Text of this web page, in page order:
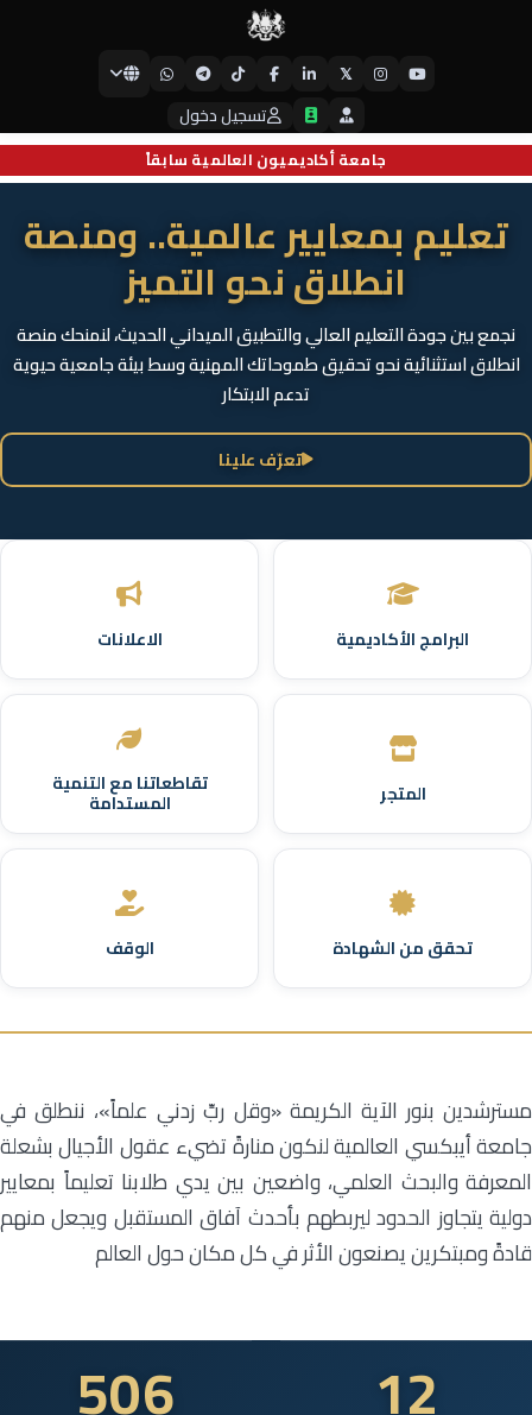
جامعة أكاديميون العالمية سابقاً
𝕏
تسجيل دخول
جامعة أيبكسي العالمية
تعليم بمعايير عالمية.. ومنصة
انطلاق نحو التميز
نجمع بين جودة التعليم العالي والتطبيق الميداني الحديث، لنمنحك منصة
انطلاق استثنائية نحو تحقيق طموحاتك المهنية وسط بيئة جامعية حيوية
تدعم الابتكار
تعرّف علينا
البرامج الأكاديمية الاعلانات
المتجر تقاطعاتنا مع التنمية
المستدامة
تحقق من الشهادة الوقف
مسترشدين بنور الآية الكريمة «وقل ربِّ زدني علماً»، ننطلق في
جامعة أيبكسي العالمية لنكون منارةً تضيء عقول الأجيال بشعلة
المعرفة والبحث العلمي، واضعين بين يدي طلابنا تعليماً بمعايير
دولية يتجاوز الحدود ليربطهم بأحدث آفاق المستقبل ويجعل منهم
قادةً ومبتكرين يصنعون الأثر في كل مكان حول العالم
12
506